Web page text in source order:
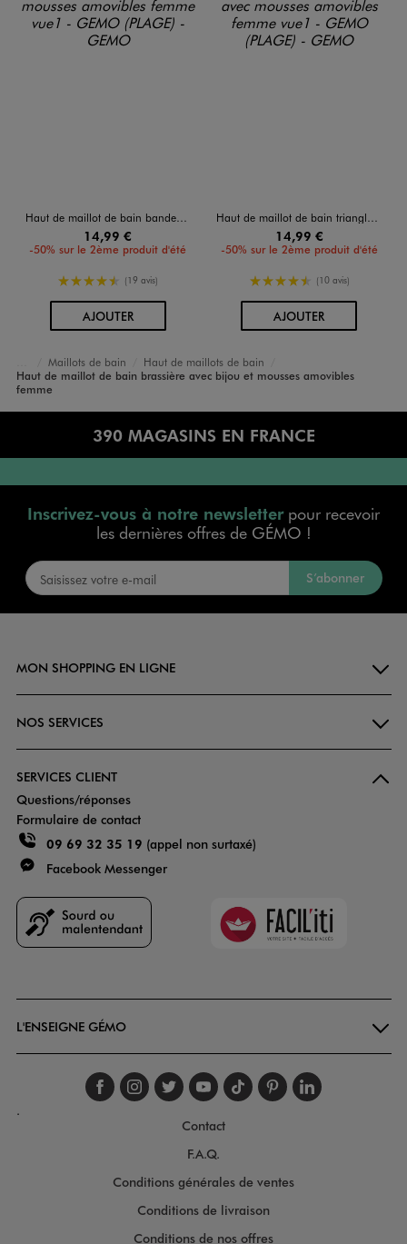
Haut de maillot de bain bandeau à bretelles et mousses amovibles femme
14,99 €
-50% sur le 2ème produit d'été
4.5/5 de moyenne
(19 avis)
AJOUTERAU PANIER
Haut de maillot de bain triangle à motifs exotiques avec mousses amovibles femme
14,99 €
-50% sur le 2ème produit d'été
4.5/5 de moyenne
(10 avis)
AJOUTERAU PANIER
Accueil
Femme
Vêtements
Maillots de bain
Haut de maillots de bain
Haut de maillot de bain brassière avec bijou et mousses amovibles
femme
390 MAGASINS EN FRANCE
Inscrivez-vous à notre newsletterpour recevoir
les dernières offres de GÉMO !
S’abonner
MON SHOPPING EN LIGNE
NOS SERVICES
SERVICES CLIENT
Questions/réponses
Formulaire de contact
09 69 32 35 19 (appel non surtaxé)
Facebook Messenger
Faciliti
L'ENSEIGNE GÉMO
Suivez-nous sur
Suivez-nous sur
Suivez-nous sur
Suivez-nous
Suivez-nous
Suivez-
.
Contact
F.A.Q.
Conditions générales de ventes
Conditions de livraison
Conditions de nos offres